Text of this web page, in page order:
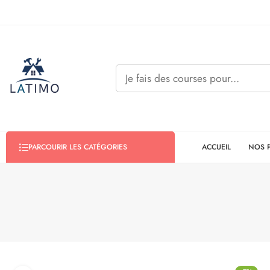
PARCOURIR LES CATÉGORIES ACCUEIL NOS